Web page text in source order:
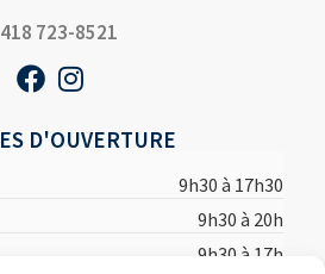
418 723-8521
D'OUVERTURE
9h30 à 17h30
9h30 à 20h
9h30 à 17h